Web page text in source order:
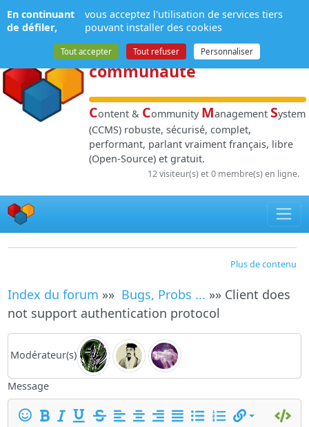
NPDS:Gestion de
contenuet de
communauté
Content & Community Management System
(CCMS) robuste, sécurisé, complet,
performant, parlant vraiment français, libre
(Open-Source) et gratuit.
12 visiteur(s) et 0 membre(s) en ligne.
Plus de contenu
Index du forum »» Bugs, Probs ... »» Client does
not support authentication protocol
Modérateur(s)
Message
Panneau de gestion des cookies
En continuant
de défiler,
vous acceptez l'utilisation de services tiers
pouvant installer des cookies
Tout accepter Tout refuser Personnaliser